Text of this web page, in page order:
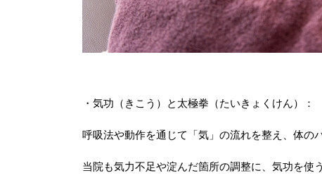
・気功（きこう）と太極拳（たいきょくけん）：
呼吸法や動作を通じて「気」の流れを整え、体の
当院も気力不足や淀んだ箇所の調整に、気功を使